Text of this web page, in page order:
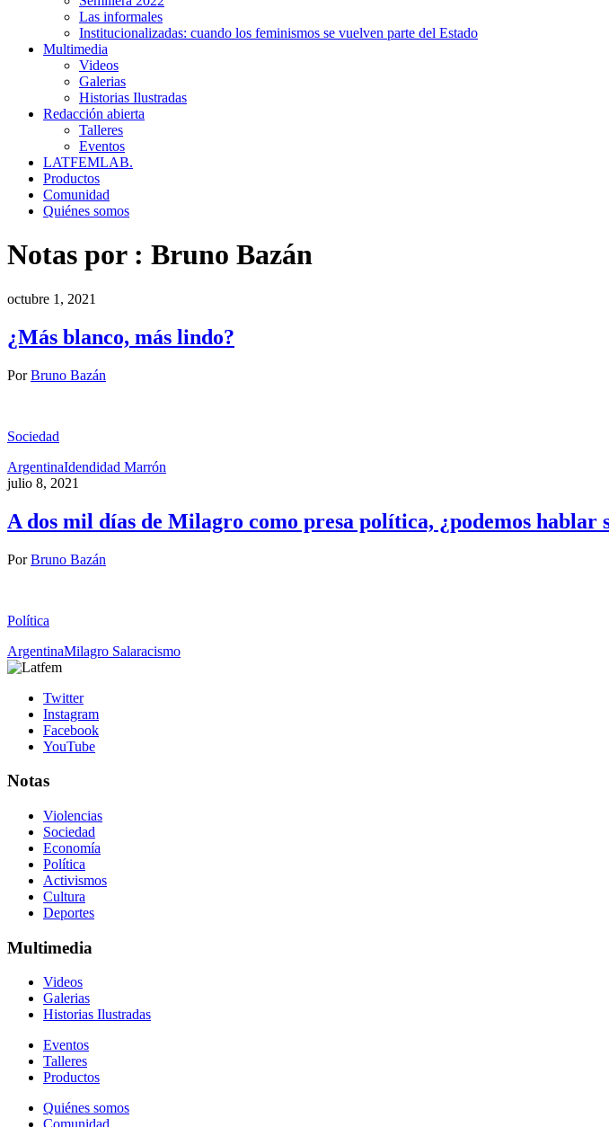
Las informales
Institucionalizadas: cuando los feminismos se vuelven parte del Estado
Multimedia
Videos
Galerias
Historias Ilustradas
Redacción abierta
Talleres
Eventos
LATFEMLAB.
Productos
Comunidad
Quiénes somos
Notas por : Bruno Bazán
octubre 1, 2021
¿Más blanco, más lindo?
PorBruno Bazán
Sociedad
ArgentinaIdendidad Marrón
julio 8, 2021
A dos mil días de Milagro como presa política, ¿podemos hablar
PorBruno Bazán
Política
ArgentinaMilagro Salaracismo
Twitter
Instagram
Facebook
YouTube
Notas
Violencias
Sociedad
Economía
Política
Activismos
Cultura
Deportes
Multimedia
Videos
Galerias
Historias Ilustradas
Eventos
Talleres
Productos
Quiénes somos